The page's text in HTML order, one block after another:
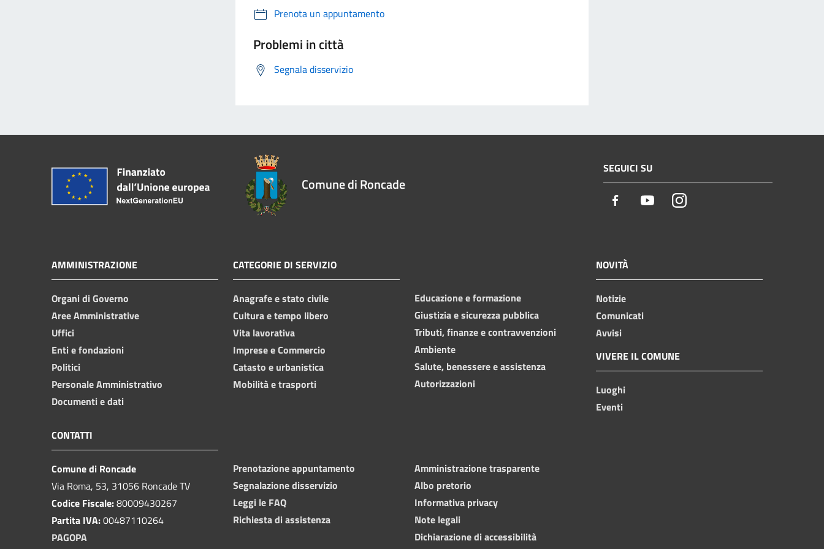
Prenota un appuntamento
Problemi in città
Segnala disservizio
Comune di Roncade
SEGUICI SU
Facebook YoutubeInstagram
AMMINISTRAZIONE
Organi di Governo
Aree Amministrative
Uffici
Enti e fondazioni
Politici
Personale Amministrativo
Documenti e dati
CATEGORIE DI SERVIZIO
Anagrafe e stato civile
Cultura e tempo libero
Vita lavorativa
Imprese e Commercio
Catasto e urbanistica
Mobilità e trasporti
Educazione e formazione
Giustizia e sicurezza pubblica
Tributi, finanze e contravvenzioni
Ambiente
Salute, benessere e assistenza
Autorizzazioni
NOVITÀ
Notizie
Comunicati
Avvisi
VIVERE IL COMUNE
Luoghi
Eventi
CONTATTI
Comune di Roncade
Via Roma, 53, 31056 Roncade TV
Codice Fiscale:80009430267
Partita IVA:00487110264
PAGOPA
Prenotazione appuntamento
Segnalazione disservizio
Leggi le FAQ
Richiesta di assistenza
Amministrazione trasparente
Albo pretorio
Informativa privacy
Note legali
Dichiarazione di accessibilità